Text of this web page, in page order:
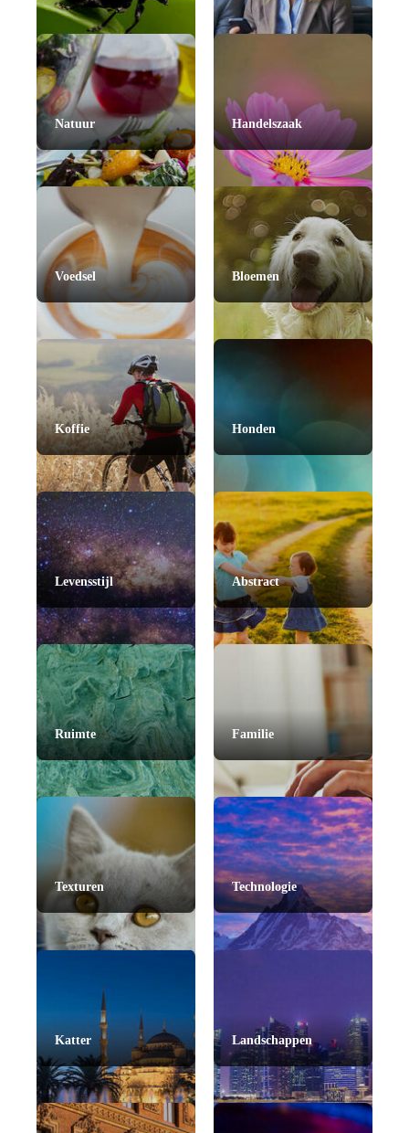
Natuur Handelszaak
Voedsel Bloemen
Koffie Honden
Levensstijl Abstract
Ruimte Familie
Texturen Technologie
Katter Landschappen